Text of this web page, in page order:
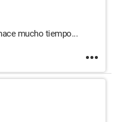
mucho tiempo...